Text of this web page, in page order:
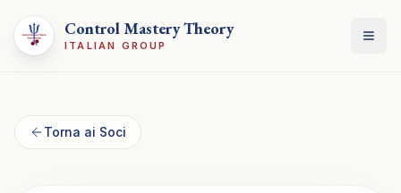
Control Mastery Theory
ITALIAN GROUP Apri
Torna ai Soci